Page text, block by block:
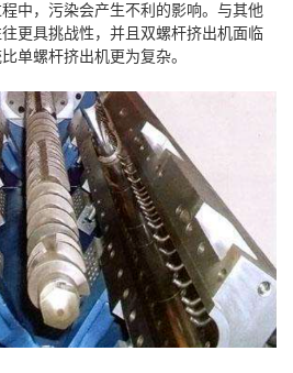
中，污染会产生不利的影响。与其他
更具挑战性，并且双螺杆挤出机面临
单螺杆挤出机更为复杂。